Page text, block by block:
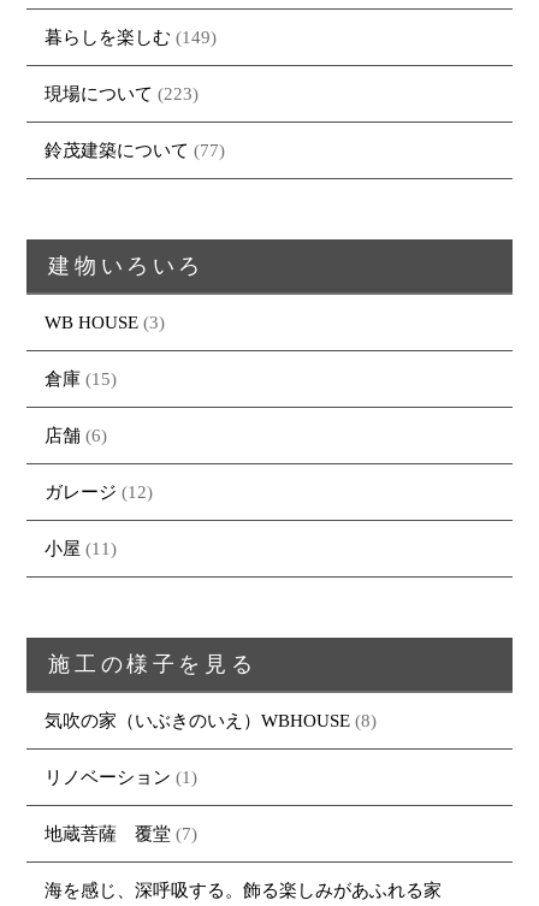
暮らしを楽しむ (149)
現場について (223)
鈴茂建築について (77)
建物いろいろ
WB HOUSE (3)
倉庫 (15)
店舗 (6)
ガレージ (12)
小屋 (11)
施工の様子を見る
気吹の家（いぶきのいえ）WBHOUSE (8)
リノベーション (1)
地蔵菩薩 覆堂 (7)
海を感じ、深呼吸する。飾る楽しみがあふれる家
ブログ
イベント
大工紹介
採用情報
・MARUTA ・MARUTAの家一覧
・REFORMの家一覧
土地について